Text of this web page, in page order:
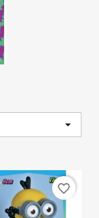

favorite_border